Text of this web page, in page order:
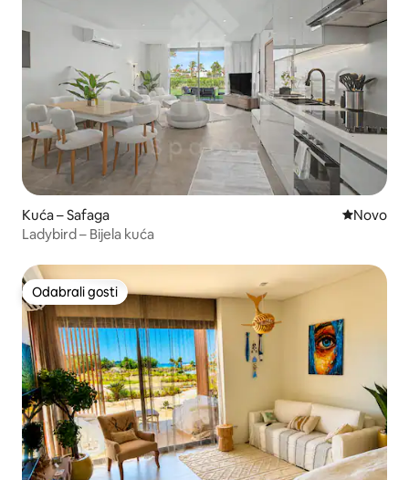
Kuća – Safaga Novi
Novo
Ladybird – Bijela kuća
Odabrali gosti
Odabrali gosti